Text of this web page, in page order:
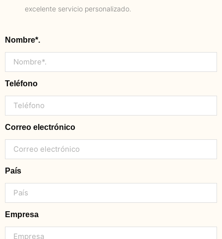
excelente servicio personalizado.
Nombre*.
Teléfono
Correo electrónico
País
Empresa